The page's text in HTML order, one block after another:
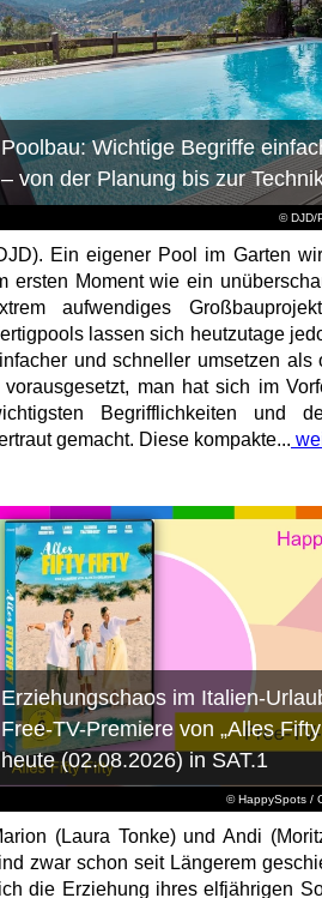
© DJD/
Poolbau: Wichtige Begriffe
– von der Planung bis zur
Ein eigener Pool im Garten
ersten Moment wie ein
aufwendiges
lassen sich heutzutage
und schneller umsetzen als
vorausgesetzt, man hat sich im
Begrifflichkeiten und
gemacht. Diese kompakte...
© HappySpots /
Erziehungschaos im Italien-
Free-TV-Premiere von „Alles
heute (02.08.2026) in SAT.1
(Laura Tonke) und Andi
zwar schon seit Längerem
die Erziehung ihres elfjährigen